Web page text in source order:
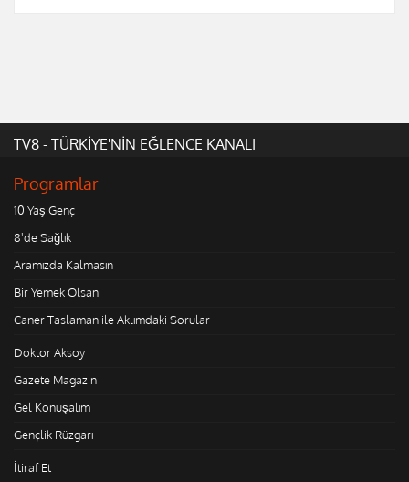
TV8 - TÜRKİYE'NİN EĞLENCE KANALI
Programlar
10 Yaş Genç
8'de Sağlık
Aramızda Kalmasın
Bir Yemek Olsan
Caner Taslaman ile Aklımdaki Sorular
Doktor Aksoy
Gazete Magazin
Gel Konuşalım
Gençlik Rüzgarı
İtiraf Et